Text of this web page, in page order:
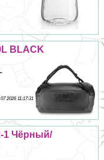
BLACK
2026 11:17:31
1 Чёрный/